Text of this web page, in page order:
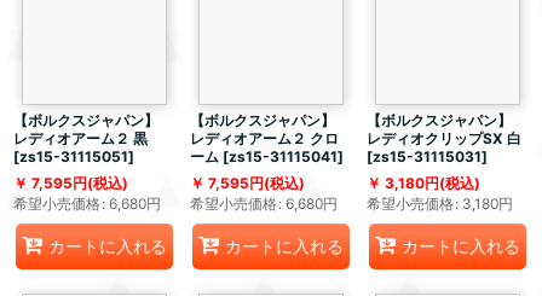
【ボルクスジャパン】
レディオアーム２ 黒
[zs15-31115051]
7,595円(税込)
希望小売価格: 6,680円
カートに入れる
【ボルクスジャパン】
レディオアーム２ クロ
ーム [zs15-31115041]
7,595円(税込)
希望小売価格: 6,680円
カートに入れる
【ボルクスジャパン】
レディオクリップSX 白
[zs15-31115031]
3,180円(税込)
希望小売価格: 3,180円
カートに入れる